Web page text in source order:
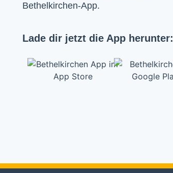
Bethelkirchen-App.
Lade dir jetzt die App herunter: